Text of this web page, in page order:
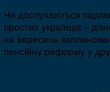
Чи дослухаються
простих українців –
на вересень
пенсійну реформу у